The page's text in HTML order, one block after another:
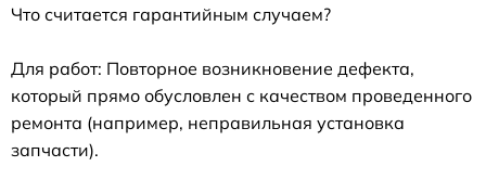
Что считается гарантийным случаем?
Для работ: Повторное возникновение дефекта,
который прямо обусловлен с качеством проведенного
ремонта (например, неправильная установка
запчасти).